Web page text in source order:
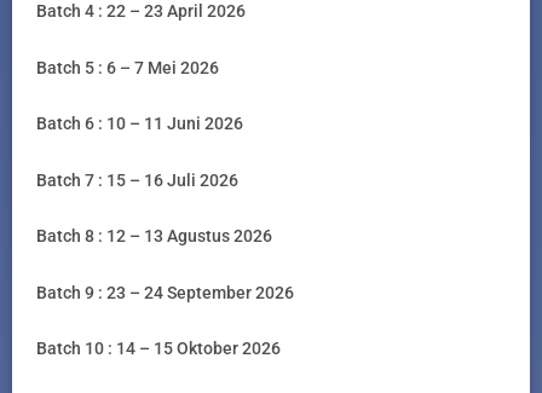
Batch 4 : 22 – 23 April 2026
Batch 5 : 6 – 7 Mei 2026
Batch 6 : 10 – 11 Juni 2026
Batch 7 : 15 – 16 Juli 2026
Batch 8 : 12 – 13 Agustus 2026
Batch 9 : 23 – 24 September 2026
Batch 10 : 14 – 15 Oktober 2026